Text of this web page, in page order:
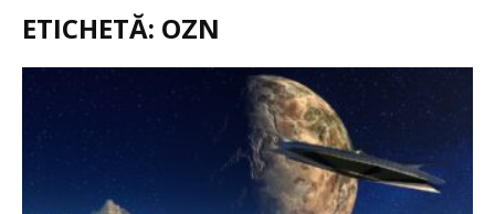
ETICHETĂ: OZN